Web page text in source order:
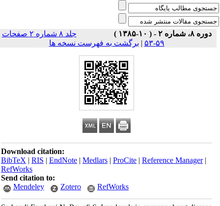
دوره ۸، شماره ۲ - ( ۱۰-۱۳۸۵ )
جلد ۸ شماره ۲ صفحات
۵۹-۵۳
|برگشت به فهرست نسخه ها
Download citation:
BibTeX|RIS|EndNote|Medlars|ProCite|Reference Manager
RefWorks
Send citation to:
Mendeley
Zotero RefWorks